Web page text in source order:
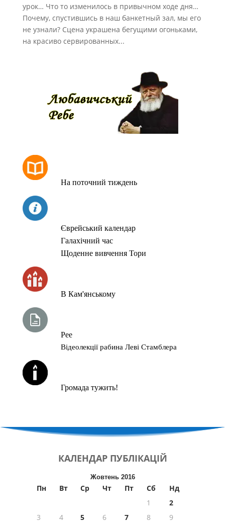
урок… Что то изменилось в привычном ходе дня…
Почему, спустившись в наш банкетный зал, мы его
не узнали? Сцена украшена бегущими огоньками,
на красиво сервированных...
На поточний тиждень
Єврейський календар
Галахічний час
Щоденне вивчення Тори
В Кам'янському
Рее
Відеолекції рабина Леві Стамблера
Громада тужить!
КАЛЕНДАР ПУБЛІКАЦІЙ
Жовтень 2016
Пн Вт Ср Чт Пт Сб
Нд
1
2
3
4 5 6 7 8
9